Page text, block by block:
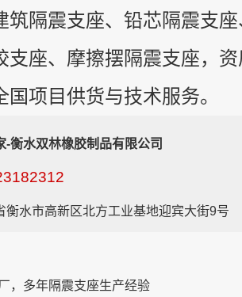
筑隔震支座、铅芯隔震支
支座、摩擦摆隔震支座，
国项目供货与技术服务。
-衡水双林橡胶制品有限公司
衡水市高新区北方工业基地迎宾大街9号
，多年隔震支座生产经验